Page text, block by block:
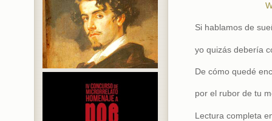
Si hablamos de
yo quizás debería
De cómo quedé
por el rubor de tu
Lectura completa